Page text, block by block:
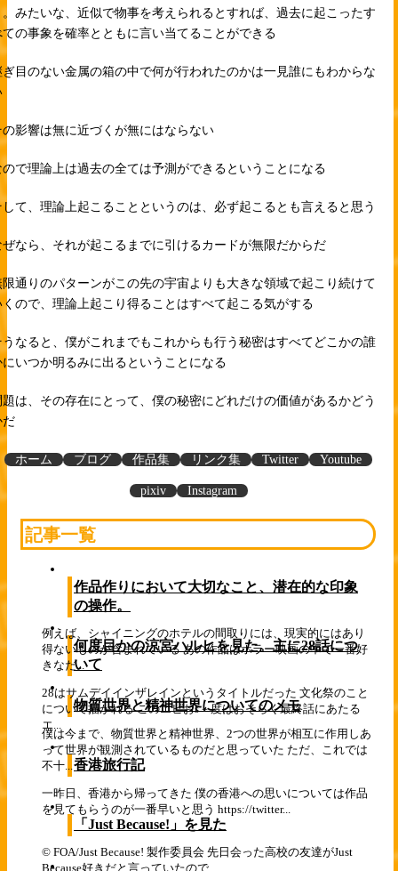
。みたいな、近似で物事を考えられるとすれば、過去に起こったす
ての事象を確率とともに言い当てることができる
ぎ目のない金属の箱の中で何が行われたのかは一見誰にもわからな
の影響は無に近づくが無にはならない
ので理論上は過去の全ては予測ができるということになる
して、理論上起こることというのは、必ず起こるとも言えると思う
ぜなら、それが起こるまでに引けるカードが無限だからだ
限通りのパターンがこの先の宇宙よりも大きな領域で起こり続けて
くので、理論上起こり得ることはすべて起こる気がする
うなると、僕がこれまでもこれからも行う秘密はすべてどこかの誰
にいつか明るみに出るということになる
題は、その存在にとって、僕の秘密にどれだけの価値があるかどう
だ
ホーム ブログ 作品集 リンク集 Twitter Youtube
pixiv Instagram
記事一覧
作品作りにおいて大切なこと、潜在的な印象
の操作。
例えば、シャイニングのホテルの間取りには、現実的にはあり
得ないものが含まれている あの作品はホラー映画の中で一番好
きなだ...
何度目かの涼宮ハルヒを見た。主に28話につ
いて
28はサムデイインザレインというタイトルだった 文化祭のこと
について描かれる このエピおs－度はおそらく最終話にあたる
エ...
物質世界と精神世界についてのメモ
僕は今まで、物質世界と精神世界、2つの世界が相互に作用しあ
って世界が観測されているものだと思っていた ただ、これでは
不十... 香港旅行記
一昨日、香港から帰ってきた 僕の香港への思いについては作品
を見てもらうのが一番早いと思う https://twitter...
「Just Because!」を見た
© FOA/Just Because! 製作委員会 先日会った高校の友達がJust
Because好きだと言っていたので...